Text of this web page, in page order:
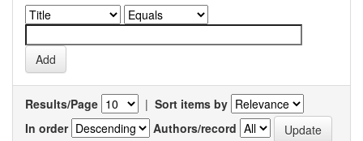
Results/Page | Sort items by
In order
Authors/record